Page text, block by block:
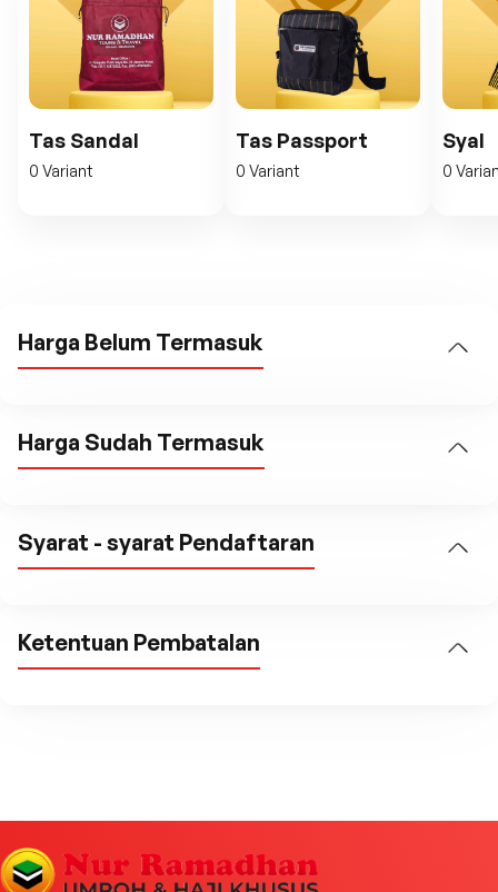
Tas Sandal
0 Variant
Tas Passport
0 Variant
Syal
0
Harga Belum Termasuk
Harga Sudah Termasuk
Syarat - syarat Pendaftaran
Ketentuan Pembatalan